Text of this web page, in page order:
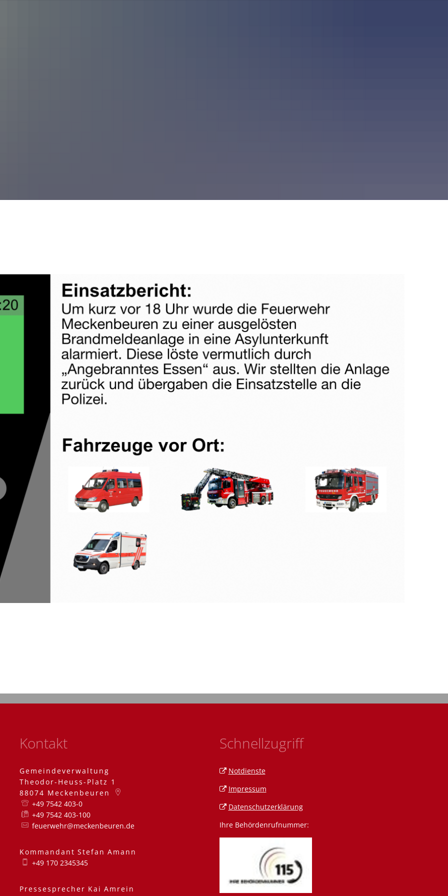
Über uns
Führung und Organisation
Fachgebiete und Funktionsträger
Mannschaft
Fahrzeuge und Technik Jugend Spielmannszug Mitglied werden A A A
Kontakt
Gemeindeverwaltung
Theodor-Heuss-Platz 1
88074 Meckenbeuren
+49 7542 403-0
+49 7542 403-100
feuerwehr@meckenbeuren.de
Kommandant Stefan Amann
+49 170 2345345
Pressesprecher Kai Amrein
Schnellzugriff
Notdienste
Impressum
Datenschutzerklärung
Ihre Behördenrufnummer: